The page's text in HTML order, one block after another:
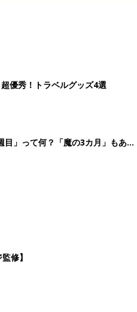
優秀！トラベルグッズ4選
」って何？「魔の3カ月」もある
修】